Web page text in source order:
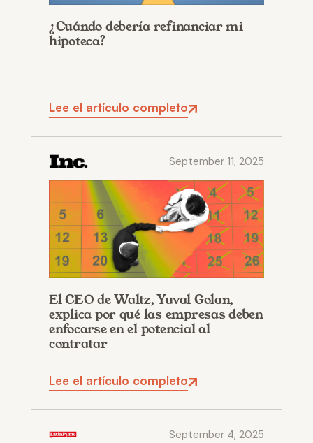
¿Cuándo debería refinanciar mi
hipoteca?
Lee el artículo completo
September 11, 2025
El CEO de Waltz, Yuval Golan,
explica por qué las empresas deben
enfocarse en el potencial al
contratar
Lee el artículo completo
September 4, 2025